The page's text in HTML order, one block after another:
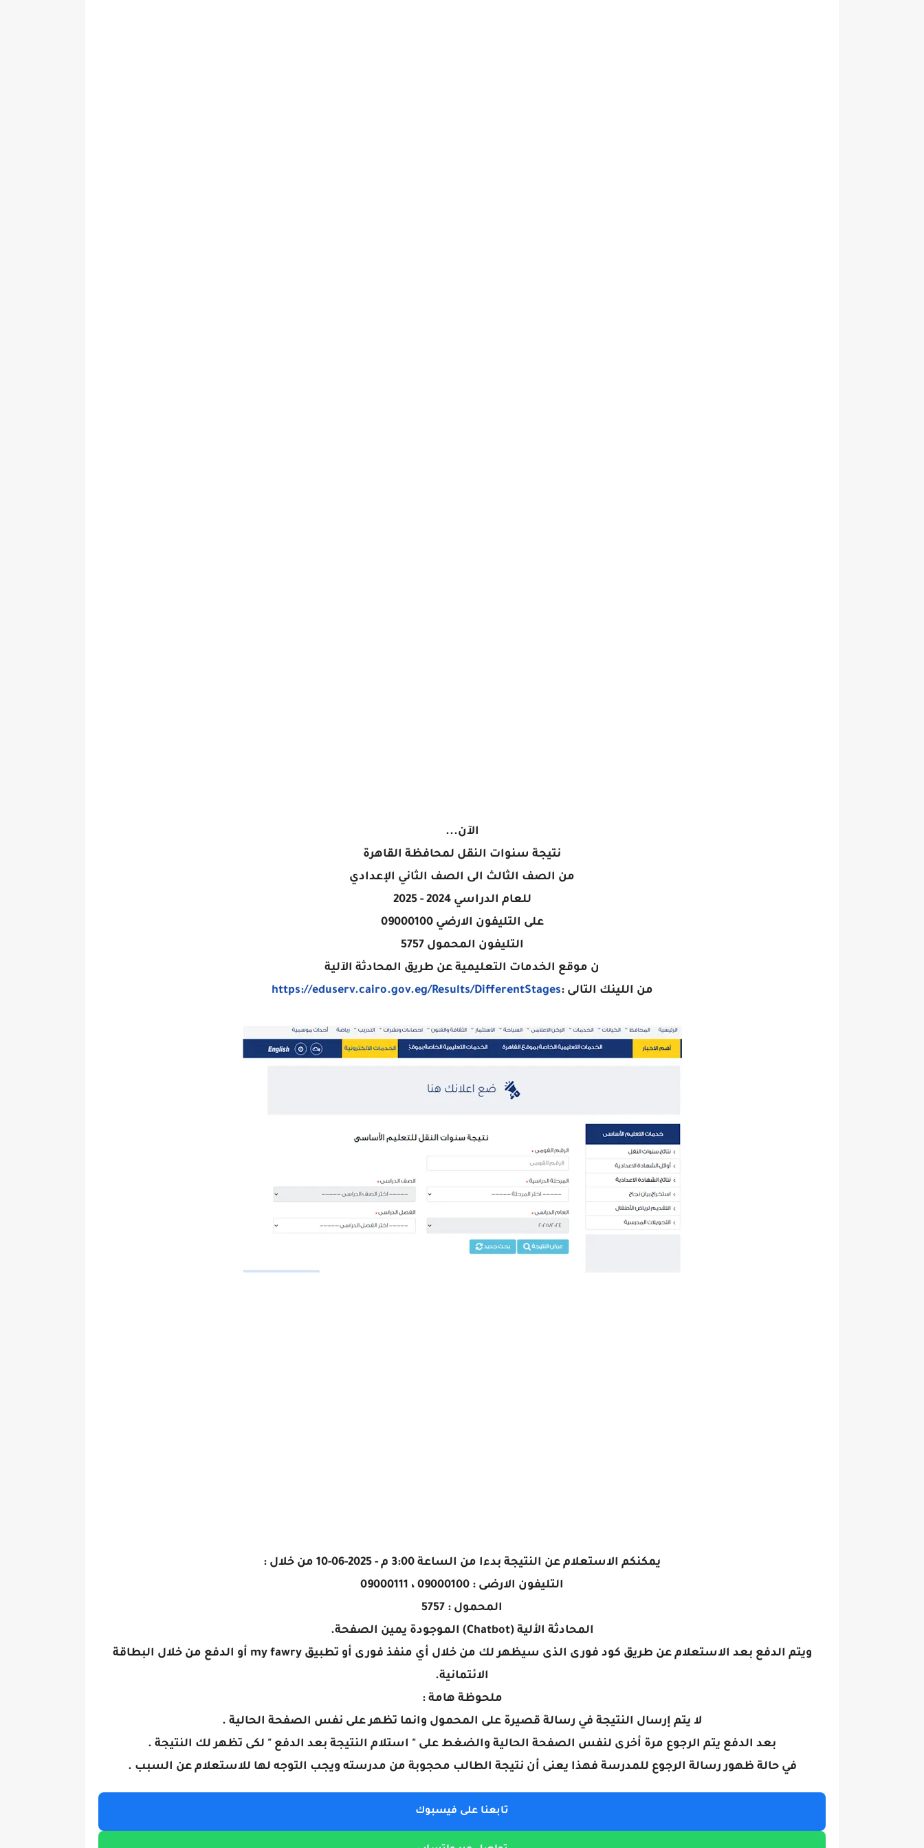
الآن...
نتيجة سنوات النقل لمحافظة القاهرة
من الصف الثالث الى الصف الثاني الإعدادي
للعام الدراسي 2024 - 2025
على التليفون الارضي 09000100
التليفون المحمول 5757
ن موقع الخدمات التعليمية عن طريق المحادثة الآلية
من اللينك التالى :https://eduserv.cairo.gov.eg/Results/DifferentStages
يمكنكم الاستعلام عن النتيجة بدءا من الساعة 3:00 م - 2025-06-10 من خلال :
التليفون الارضى : 09000100 ، 09000111
المحمول : 5757
المحادثة الألية (Chatbot) الموجودة يمين الصفحة.
ويتم الدفع بعد الاستعلام عن طريق كود فورى الذى سيظهر لك من خلال أي منفذ فورى أو تطبيق my fawry أو الدفع من خلال البطاقة
الائتمانية.
ملحوظة هامة :
لا يتم إرسال النتيجة في رسالة قصيرة على المحمول وانما تظهر على نفس الصفحة الحالية .
بعد الدفع يتم الرجوع مرة أخرى لنفس الصفحة الحالية والضغط على " استلام النتيجة بعد الدفع " لكى تظهر لك النتيجة .
في حالة ظهور رسالة الرجوع للمدرسة فهذا يعنى أن نتيجة الطالب محجوبة من مدرسته ويجب التوجه لها للاستعلام عن السبب .
تابعنا على فيسبوك